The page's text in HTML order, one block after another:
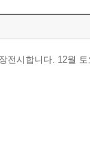
시합니다. 12월